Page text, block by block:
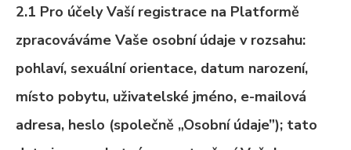
2.1 Pro účely Vaší registrace na Platformě
zpracováváme Vaše osobní údaje v rozsahu:
pohlaví, sexuální orientace, datum narození,
místo pobytu, uživatelské jméno, e-mailová
adresa, heslo (společně „Osobní údaje”); tato